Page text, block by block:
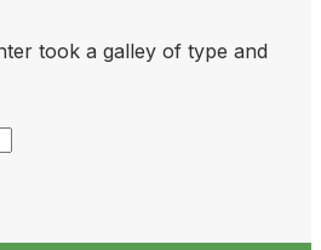
took a galley of type and